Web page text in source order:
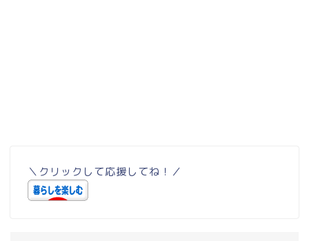
＼クリックして応援してね！／